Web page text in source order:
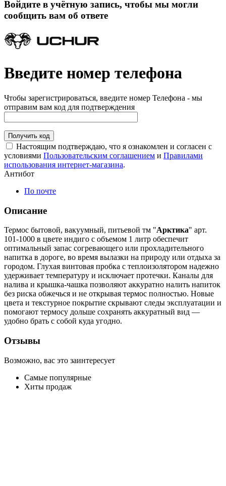
Войдите в учётную запись, чтобы мы могли
сообщить вам об ответе
Введите номер телефона
Чтобы зарегистрироваться, введите номер Телефона - мы
отправим вам код для подтверждения
Получить код
Настоящим подтверждаю, что я ознакомлен и согласен с
условиями Пользовательским соглашением и Правилами
использования интернет-магазина.
Антибот
По почте
Описание
Термос бытовой, вакуумный, питьевой тм "Арктика" арт.
101-1000 в цвете индиго с объемом 1 литр обеспечит
оптимальный запас согревающего или прохладительного
напитка в дороге, во время вылазки на природу или отдыха за
городом. Глухая винтовая пробка с теплоизолятором надежно
удерживает температуру и исключает протечки. Каналы для
налива и крышка-чашка позволяют аккуратно налить напиток
без риска обжечься и не открывая термос полностью. Новые
цвета и текстурное покрытие скрывают следы эксплуатации и
помогают термосу дольше сохранять аккуратный вид —
удобно брать с собой куда угодно.
Отзывы
Возможно, вас это заинтересует
Самые популярные
Хиты продаж